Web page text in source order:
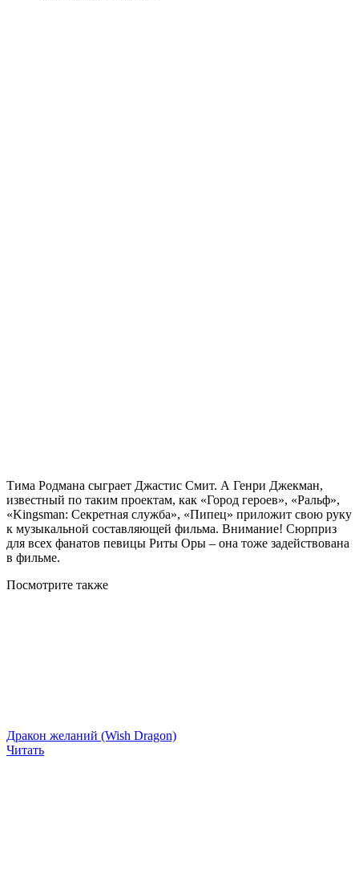
Тима Родмана сыграет Джастис Смит. А Генри Джекман,
известный по таким проектам, как «Город героев», «Ральф»,
«Kingsman: Секретная служба», «Пипец» приложит свою руку
к музыкальной составляющей фильма. Внимание! Сюрприз
для всех фанатов певицы Риты Оры – она тоже задействована
в фильме.
Посмотрите также
Дракон желаний (Wish Dragon)
Читать